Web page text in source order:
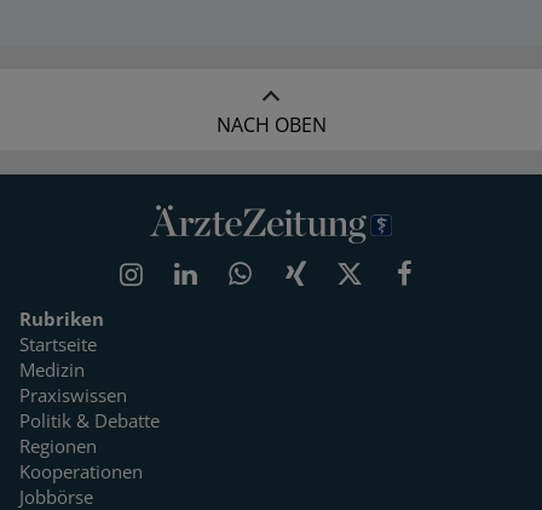
NACH OBEN
Rubriken
Startseite
Medizin
Praxiswissen
Politik & Debatte
Regionen
Kooperationen
Jobbörse